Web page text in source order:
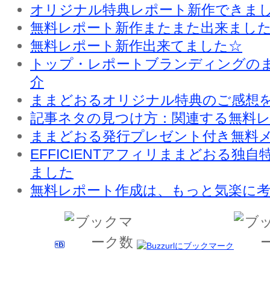
オリジナル特典レポート新作できま
無料レポート新作またまた出来まし
無料レポート新作出来てました☆
トップ・レポートブランディングの
介
ままどおるオリジナル特典のご感想
記事ネタの見つけ方：関連する無料
ままどおる発行プレゼント付き無料
EFFICIENTアフィリままどおる独自
ました
無料レポート作成は、もっと気楽に